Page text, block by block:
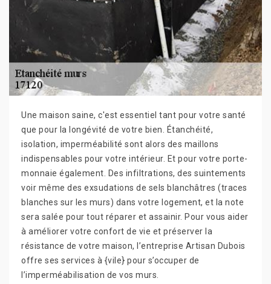
Une maison saine, c'est essentiel tant pour votre santé
que pour la longévité de votre bien. Étanchéité,
isolation, imperméabilité sont alors des maillons
indispensables pour votre intérieur. Et pour votre porte-
monnaie également. Des infiltrations, des suintements
voir même des exsudations de sels blanchâtres (traces
blanches sur les murs) dans votre logement, et la note
sera salée pour tout réparer et assainir. Pour vous aider
à améliorer votre confort de vie et préserver la
résistance de votre maison, l’entreprise Artisan Dubois
offre ses services à {vile} pour s’occuper de
l’imperméabilisation de vos murs.